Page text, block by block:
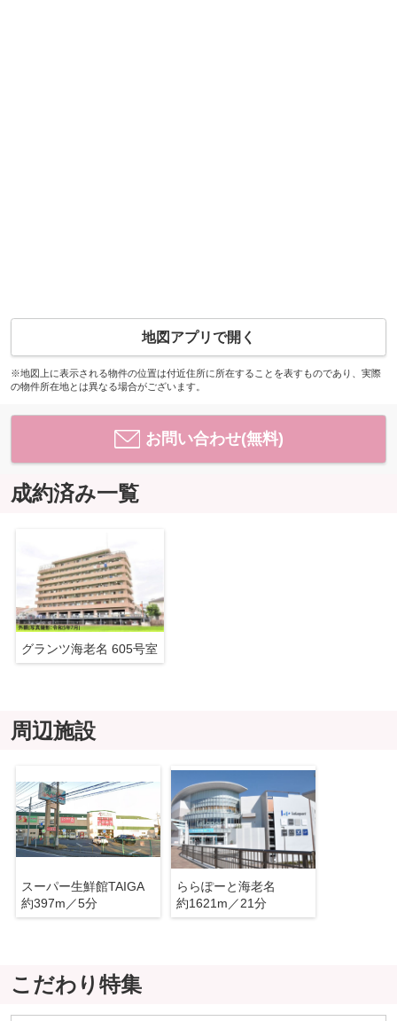
地図アプリで開く
※地図上に表示される物件の位置は付近住所に所在することを表すものであり、実際
の物件所在地とは異なる場合がございます。
お問い合わせ(無料)
成約済み一覧
グランツ海老名 605号室
周辺施設
スーパー生鮮館TAIGA
約397m／5分
ららぽーと海老名
約1621m／21分
こだわり特集